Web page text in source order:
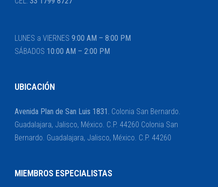
LUNES a VIERNES 9:00 AM – 8:00 PM
SÁBADOS 10:00 AM – 2:00 PM
UBICACIÓN
Avenida Plan de San Luis 1831. Colonia San Bernardo.
Guadalajara, Jalisco, México. C.P. 44260 Colonia San
Bernardo. Guadalajara, Jalisco, México. C.P. 44260
MIEMBROS ESPECIALISTAS